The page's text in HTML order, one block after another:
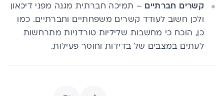
קשרים חברתיים – תמיכה חברתית מגנה מפני דיכאון
ולכן חשוב לעודד קשרים משפחתיים וחברתיים. כמו
כן, הוכח כי מחשבות שליליות טורדניות מתרחשות
לעתים במצבים של בדידות וחוסר פעילות.